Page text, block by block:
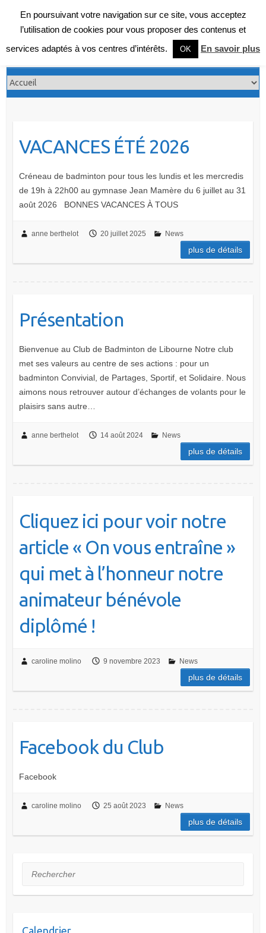
VACANCES ÉTÉ 2026
Créneau de badminton pour tous les lundis et les mercredis
de 19h à 22h00 au gymnase Jean Mamère du 6 juillet au 31
août 2026 BONNES VACANCES À TOUS
anne berthelot 20 juillet 2025 News
plus de détails
Présentation
Bienvenue au Club de Badminton de Libourne Notre club
met ses valeurs au centre de ses actions : pour un
badminton Convivial, de Partages, Sportif, et Solidaire. Nous
aimons nous retrouver autour d’échanges de volants pour le
plaisirs sans autre…
anne berthelot 14 août 2024 News
plus de détails
Cliquez ici pour voir notre
article « On vous entraîne »
qui met à l’honneur notre
animateur bénévole
diplômé !
caroline molino 9 novembre 2023 News
plus de détails
Facebook du Club
Facebook
caroline molino 25 août 2023 News
plus de détails
Rechercher
En poursuivant votre navigation sur ce site, vous acceptez
l’utilisation de cookies pour vous proposer des contenus et
services adaptés à vos centres d’intérêts.
OK En savoir plus